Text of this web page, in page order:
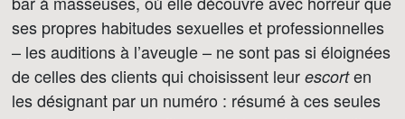
ses propres habitudes sexuelles et professionnelles
– les auditions à l’aveugle – ne sont pas si éloignées
de celles des clients qui choisissent leur escorten
les désignant par un numéro : résumé à ces seules